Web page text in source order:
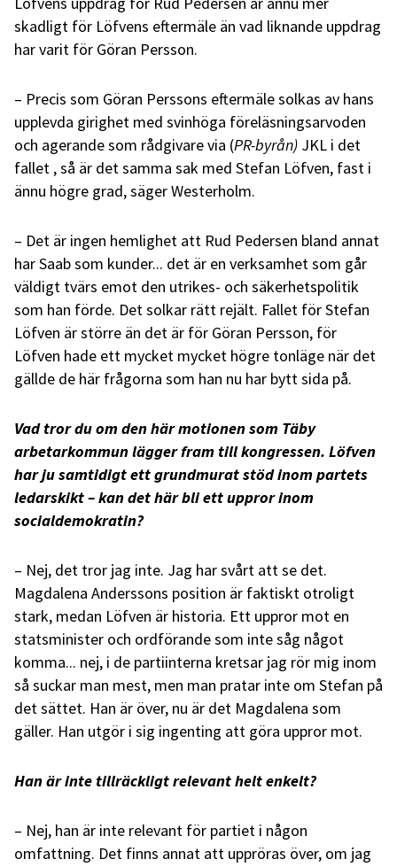
skadligt för Löfvens eftermäle än vad liknande uppdrag
har varit för Göran Persson.
– Precis som Göran Perssons eftermäle solkas av hans
upplevda girighet med svinhöga föreläsningsarvoden
och agerande som rådgivare via (PR-byrån) JKL i det
fallet , så är det samma sak med Stefan Löfven, fast i
ännu högre grad, säger Westerholm.
– Det är ingen hemlighet att Rud Pedersen bland annat
har Saab som kunder... det är en verksamhet som går
väldigt tvärs emot den utrikes- och säkerhetspolitik
som han förde. Det solkar rätt rejält. Fallet för Stefan
Löfven är större än det är för Göran Persson, för
Löfven hade ett mycket mycket högre tonläge när det
gällde de här frågorna som han nu har bytt sida på.
Vad tror du om den här motionen som Täby
arbetarkommun lägger fram till kongressen. Löfven
har ju samtidigt ett grundmurat stöd inom partets
ledarskikt – kan det här bli ett uppror inom
socialdemokratin?
– Nej, det tror jag inte. Jag har svårt att se det.
Magdalena Anderssons position är faktiskt otroligt
stark, medan Löfven är historia. Ett uppror mot en
statsminister och ordförande som inte såg något
komma... nej, i de partiinterna kretsar jag rör mig inom
så suckar man mest, men man pratar inte om Stefan på
det sättet. Han är över, nu är det Magdalena som
gäller. Han utgör i sig ingenting att göra uppror mot.
Han är inte tillräckligt relevant helt enkelt?
– Nej, han är inte relevant för partiet i någon
omfattning. Det finns annat att uppröras över, om jag